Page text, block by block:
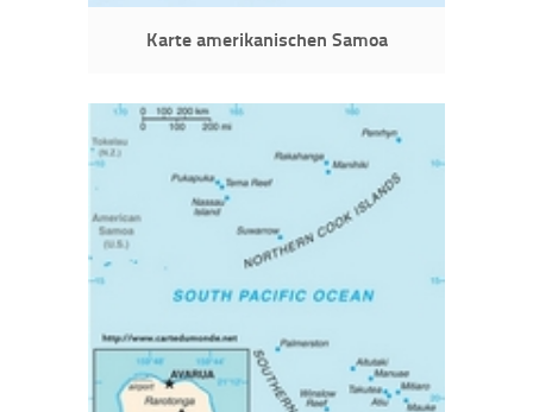
Karte amerikanischen Samoa